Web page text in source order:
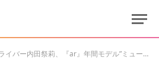
ー内田祭莉、『ar』年間モデル”ミューズ”に就任決定！2026年発売の『ar』全号に出演